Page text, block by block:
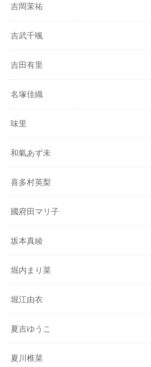
吉岡茉祐
吉武千颯
吉田有里
名塚佳織
味里
和氣あず未
喜多村英梨
國府田マリ子
坂本真綾
堀内まり菜
堀江由衣
夏吉ゆうこ
夏川椎菜